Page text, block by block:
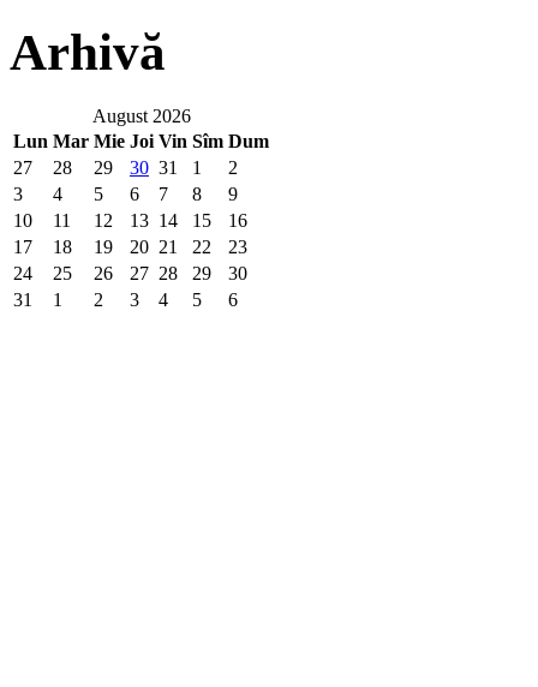
Arhivă
August 2026
Lun Mar Mie Joi Vin Sîm Dum
27
28 29 30 31 1
2
3
4 5 6 7 8
9
10
11 12 13 14 15
16
17
18 19 20 21 22
23
24
25 26 27 28 29
30
31
1 2 3 4 5 6